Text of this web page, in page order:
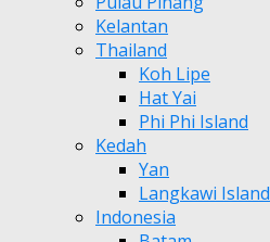
Kelantan
Thailand
Koh Lipe
Hat Yai
Phi Phi Island
Kedah
Yan
Langkawi Island
Indonesia